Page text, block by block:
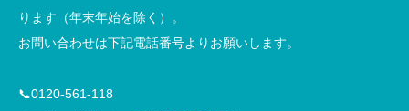
ります（年末年始を除く）。
お問い合わせは下記電話番号よりお願いします。
📞0120-561-118